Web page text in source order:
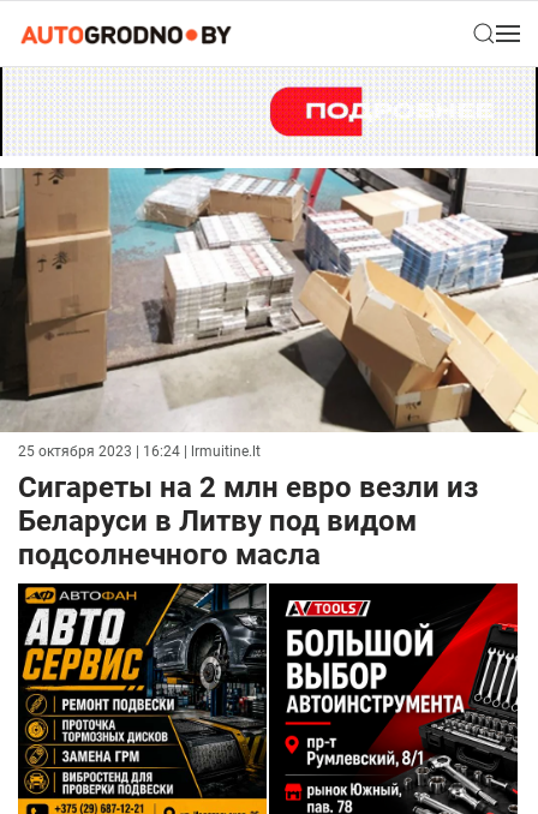
25 октября 2023 | 16:24 | lrmuitine.lt
Сигареты на 2 млн евро везли из
Беларуси в Литву под видом
подсолнечного масла